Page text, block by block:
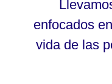
enfocados
vida de las